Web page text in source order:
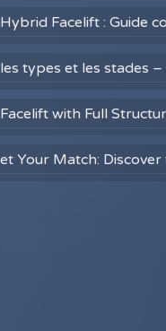
Facelift : Guide
types et les stades
with Full
Your Match: